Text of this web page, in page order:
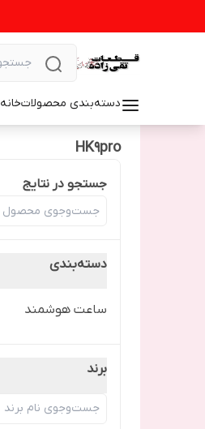
دسته‌بندی محصولاتخانه
HK9pro
جستجو در نتایج
دسته‌بندی
ساعت هوشمند
برند